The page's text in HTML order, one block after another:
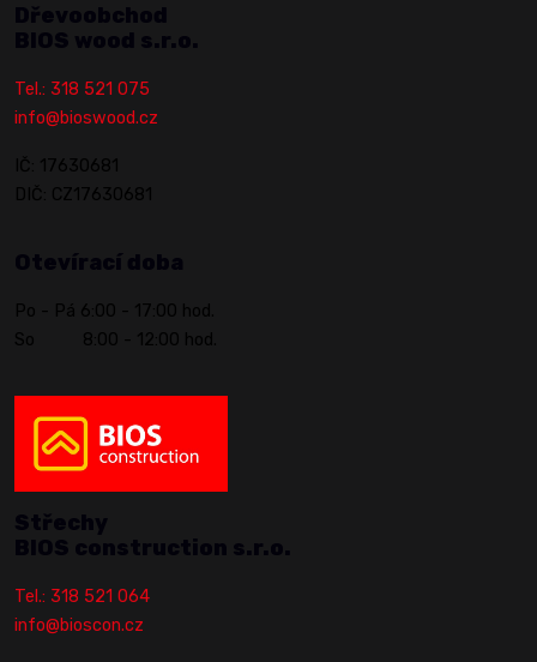
Dřevoobchod
BIOS wood s.r.o.
Tel.: 318 521 075
info@bioswood.cz
IČ: 17630681
DIČ: CZ17630681
Otevírací doba
Po - Pá 6:00 - 17:00 hod.
So 8:00 - 12:00 hod.
Střechy
BIOS construction s.r.o.
Tel.: 318 521 064
info@bioscon.cz